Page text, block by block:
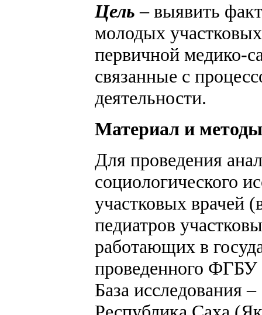
Цель – выявить
молодых
первичной медико-
связанные с
деятельности.
Материал и методы
Для проведения
социологического
участковых врачей
педиатров
работающих в
проведенного
База исследования